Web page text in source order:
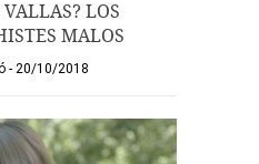
LOS
MALOS
20/10/2018